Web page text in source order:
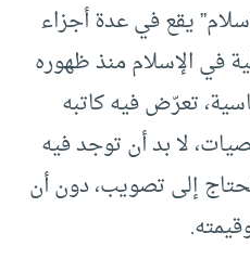
يقع في عدة أجزاء
في الإسلام منذ ظهوره
تعرّض فيه كاتبه
لا بد أن توجد فيه
إلى تصويب، دون أن